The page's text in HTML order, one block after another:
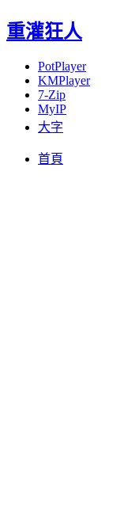
重灌狂人
PotPlayer
KMPlayer
7-Zip
MyIP
大字
首頁